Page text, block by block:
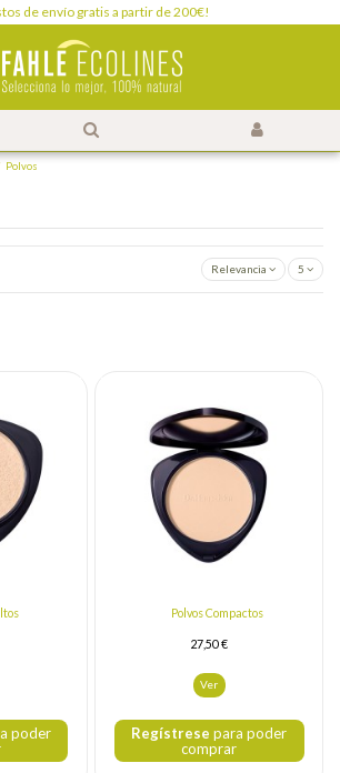
de envío gratis a partir de 200€!
Polvos
Relevancia 5
poder
Polvos Compactos
27,50 €
Ver
Regístrese para poder
comprar